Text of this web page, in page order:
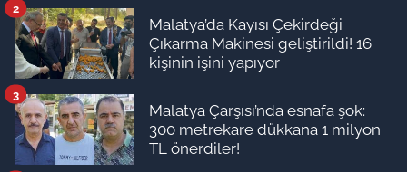
Malatya’da Kayısı Çekirdeği
Çıkarma Makinesi geliştirildi! 16
kişinin işini yapıyor
2
Malatya Çarşısı’nda esnafa şok:
300 metrekare dükkana 1 milyon
TL önerdiler!
3